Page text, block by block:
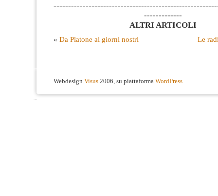
-------------
ALTRI ARTICOLI
« Da Platone ai giorni nostri Le
Webdesign Visus 2006, su piattaforma WordPress